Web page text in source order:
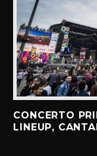
CONCERTO
LINEUP,